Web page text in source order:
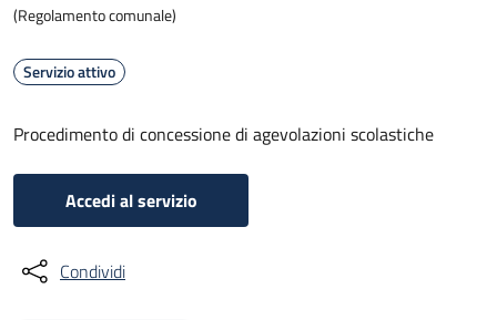
(Regolamento comunale)
Servizio attivo
Procedimento di concessione di agevolazioni scolastiche
Accedi al servizio
Condividi